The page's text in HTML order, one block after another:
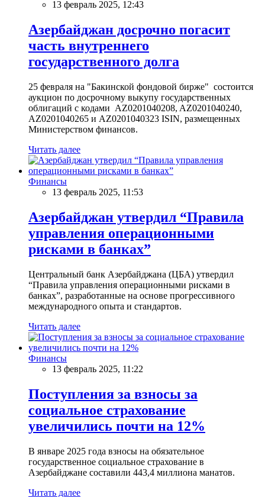
13 февраль 2025, 12:43
Азербайджан досрочно погасит
часть внутреннего
государственного долга
25 февраля на "Бакинской фондовой бирже" состоится
аукцион по досрочному выкупу государственных
облигаций с кодами AZ0201040208, AZ0201040240,
AZ0201040265 и AZ0201040323 ISIN, размещенных
Министерством финансов.
Читать далее
Финансы
13 февраль 2025, 11:53
Азербайджан утвердил “Правила
управления операционными
рисками в банках”
Центральный банк Азербайджана (ЦБА) утвердил
“Правила управления операционными рисками в
банках”, разработанные на основе прогрессивного
международного опыта и стандартов.
Читать далее
Финансы
13 февраль 2025, 11:22
Поступления за взносы за
социальное страхование
увеличились почти на 12%
В январе 2025 года взносы на обязательное
государственное социальное страхование в
Азербайджане составили 443,4 миллиона манатов.
Читать далее